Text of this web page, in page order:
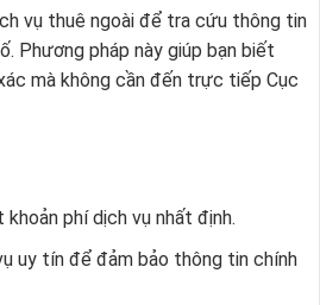
vụ thuê ngoài để tra cứu thông tin
Phương pháp này giúp bạn biết
mà không cần đến trực tiếp Cục
khoản phí dịch vụ nhất định.
uy tín để đảm bảo thông tin chính